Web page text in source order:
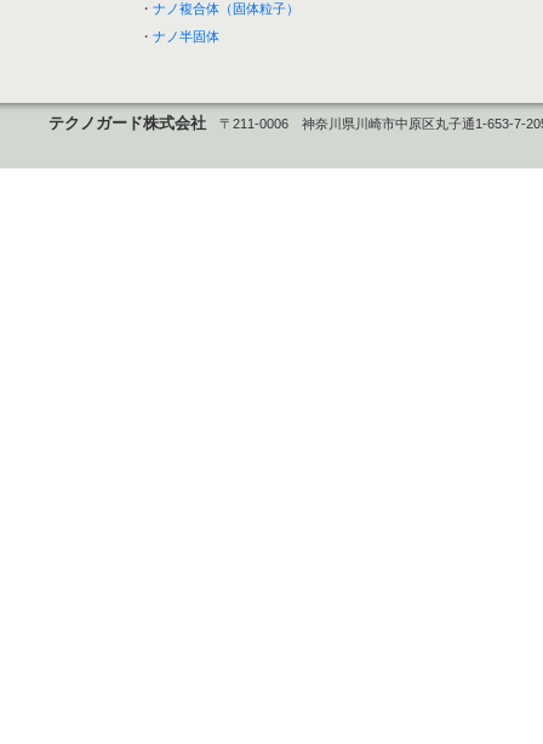
・ ナノ複合体（固体粒子）
・ ナノ半固体
テクノガード株式会社 〒211-0006 神奈川県川崎市中原区丸子通1-653-7-